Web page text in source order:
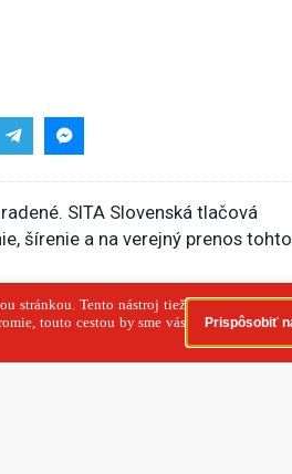
SITA Slovenská tlačová
šírenie a na verejný prenos tohto